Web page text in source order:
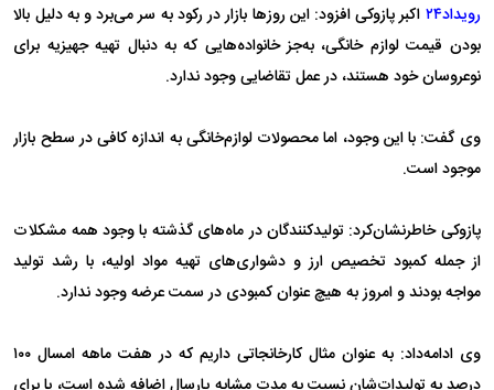
رویداد۲۴
اکبر پازوکی افزود: این روز‌ها بازار در رکود به سر می‌برد و به دلیل بالا
بودن قیمت لوازم خانگی، به‌جز خانواده‌هایی که به دنبال تهیه جهیزیه برای
نوعروسان خود هستند، در عمل تقاضایی وجود ندارد.
وی گفت: با این وجود، اما محصولات لوازم‌خانگی به اندازه کافی در سطح بازار
موجود است.
پازوکی خاطرنشان‌کرد: تولیدکنندگان در ماه‌های گذشته با وجود همه مشکلات
از جمله کمبود تخصیص ارز و دشواری‌های تهیه مواد اولیه، با رشد تولید
مواجه بودند و امروز به هیچ عنوان کمبودی در سمت عرضه وجود ندارد.
وی ادامه‌داد: به عنوان مثال کارخانجاتی داریم که در هفت ماهه امسال ۱۰۰